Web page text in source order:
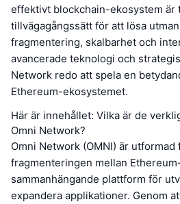
effektivt blockchain-ekosystem är
tillvägagångssätt för att lösa
fragmentering, skalbarhet och
avancerade teknologi och
Network redo att spela en
Ethereum-ekosystemet.
Här är innehållet: Vilka är de
Omni Network?
Omni Network (OMNI) är utformad
fragmenteringen mellan
sammanhängande plattform för
expandera applikationer. Genom